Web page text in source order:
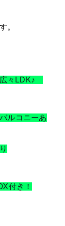
。
々LDK♪
ルコニーあ
付き！